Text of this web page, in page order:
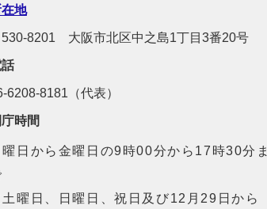
在地
530-8201 大阪市北区中之島1丁目3番20号
6208-8181（代表）
庁時間
曜日から金曜日の9時00分から17時30分ま
土曜日、日曜日、祝日及び12月29日から